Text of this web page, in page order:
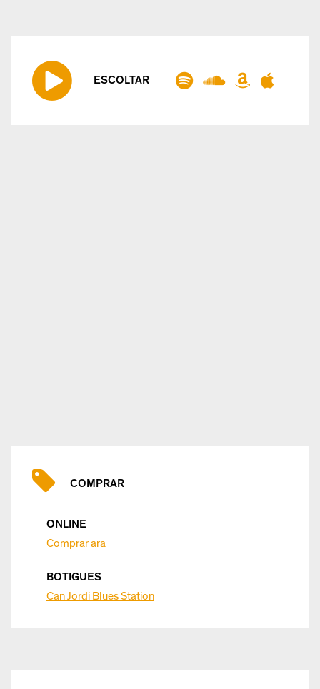
ESCOLTAR
COMPRAR
ONLINE
Comprar ara
BOTIGUES
Can Jordi Blues Station